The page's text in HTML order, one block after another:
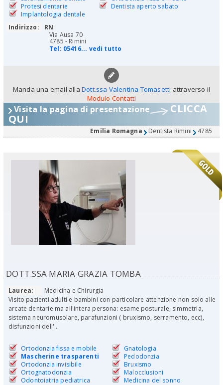
Protesi dentarie
Implantologia dentale
Dentista aperto sabato
Indirizzo: RN:
Via Ausa 70
4785 - Rimini
Tel: 05416... vedi tutto
Manda una email alla Dott.ssa Valentina Tomasetti attraverso il
Modulo Contatti
Visita la pagina di presentazione CLICCA
QUI
Emilia Romagna Dentista Rimini 4785
DOTT.SSA MARIA GRAZIA TOMBA
Laurea:
Medicina e Chirurgia
Visito pazienti adulti e bambini con particolare attenzione non solo alle
arcate dentarie ma all'intera persona: esame posturale, simmetria,
sistema neuromusolare, parafunzioni ( bruxismo, serramento, ecc),
disfunzioni dell'...
Ortodonzia fissa e mobile
Mascherine trasparenti
Ortodonzia invisibile
Ortognatodonzia
Odontoiatria pediatrica
Gnatologia
Pedodonzia
Bruxismo
Malocclusioni
Medicina del sonno